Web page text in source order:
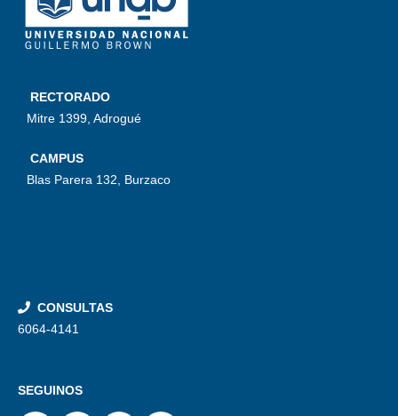
RECTORADO
Mitre 1399, Adrogué
CAMPUS
Blas Parera 132, Burzaco
CONSULTAS
6064-4141
SEGUINOS